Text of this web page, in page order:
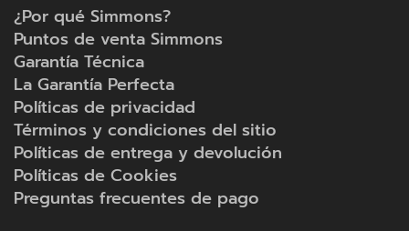
¿Por qué Simmons?
Puntos de venta Simmons
Garantía Técnica
La Garantía Perfecta
Políticas de privacidad
Términos y condiciones del sitio
Políticas de entrega y devolución
Políticas de Cookies
Preguntas frecuentes de pago